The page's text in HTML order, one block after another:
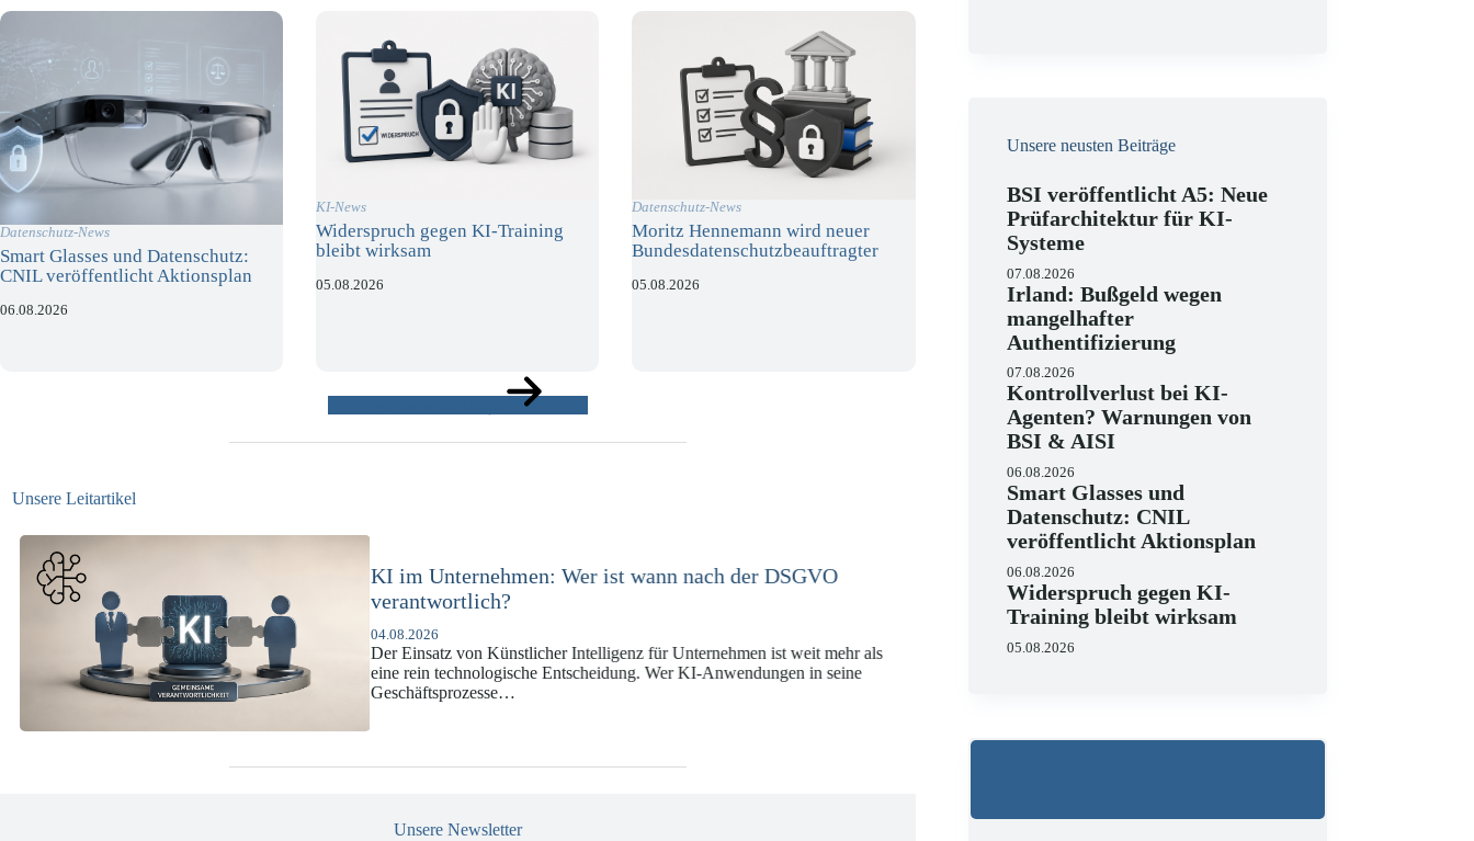
Datenschutz-News
Smart Glasses und Datenschutz:
CNIL veröffentlicht Aktionsplan
06.08.2026
KI-News
Widerspruch gegen KI-Training
bleibt wirksam
05.08.2026
Datenschutz-News
Moritz Hennemann wird neuer
Bundesdatenschutzbeauftragter
05.08.2026
Unsere Leitartikel
KI-Compliance in der Versicherungswirtschaft mit DORA,
DSGVO und KI-VO
07.07.2026
Die europäische Digitalregulierung hat in den vergangenen Jahren eine
enorme Komplexität erreicht, die insbesondere Unternehmen der Finanz-
und Versicherungswirtschaft vor…
Unsere Newsletter
Unsere neusten Beiträge
BSI veröffentlicht A5: Neue
Prüfarchitektur für KI-
Systeme
07.08.2026
Irland: Bußgeld wegen
mangelhafter
Authentifizierung
07.08.2026
Kontrollverlust bei KI-
Agenten? Warnungen von
BSI & AISI
06.08.2026
Smart Glasses und
Datenschutz: CNIL
veröffentlicht Aktionsplan
06.08.2026
Widerspruch gegen KI-
Training bleibt wirksam
05.08.2026